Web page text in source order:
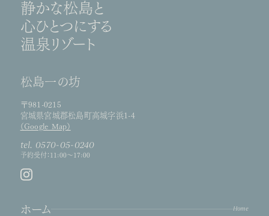
静かな松島と
心ひとつにする
温泉リゾート
松島一の坊
〒981-0215
宮城県宮城郡松島町高城字浜1-4
（Google Map）
tel. 0570-05-0240
予約受付：11:00～17:00
ホーム Home